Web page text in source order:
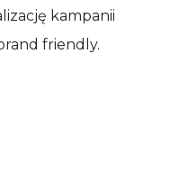
kampanii
friendly.